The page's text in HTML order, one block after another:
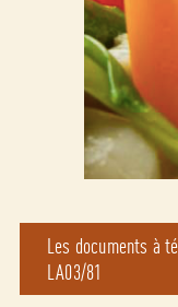
Les documents à
LA03/81